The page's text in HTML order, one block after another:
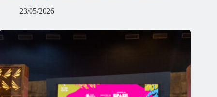
23/05/2026